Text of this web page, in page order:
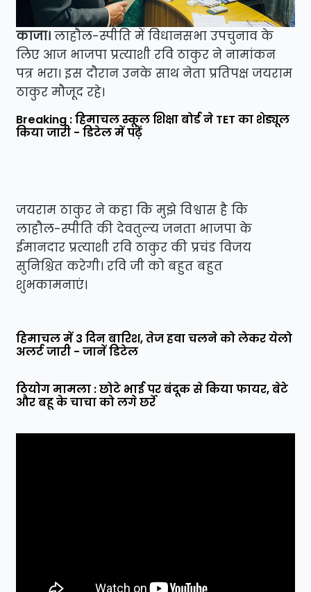
काजा। लाहौल-स्पीति में विधानसभा उपचुनाव के
लिए आज भाजपा प्रत्याशी रवि ठाकुर ने नामांकन
पत्र भरा। इस दौरान उनके साथ नेता प्रतिपक्ष जयराम
ठाकुर मौजूद रहे।
Breaking : हिमाचल स्कूल शिक्षा बोर्ड ने TET का शेड्यूल
किया जारी - डिटेल में पढ़ें
जयराम ठाकुर ने कहा कि मुझे विश्वास है कि
लाहौल-स्पीति की देवतुल्य जनता भाजपा के
ईमानदार प्रत्याशी रवि ठाकुर की प्रचंड विजय
सुनिश्चित करेगी। रवि जी को बहुत बहुत
शुभकामनाएं।
हिमाचल में 3 दिन बारिश, तेज हवा चलने को लेकर येलो
अलर्ट जारी - जानें डिटेल
ठियोग मामला : छोटे भाई पर बंदूक से किया फायर, बेटे
और बहू के चाचा को लगे छर्रे